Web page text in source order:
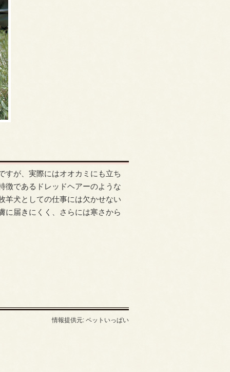
すが、実際にはオオカミにも立ち
徴であるドレッドヘアーのような
羊犬としての仕事には欠かせない
に届きにくく、さらには寒さから
情報提供元: ペットいっぱい